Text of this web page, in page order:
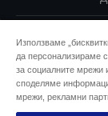
Използваме
да персонализираме
за социалните мрежи
споделяме
мрежи, рекламни